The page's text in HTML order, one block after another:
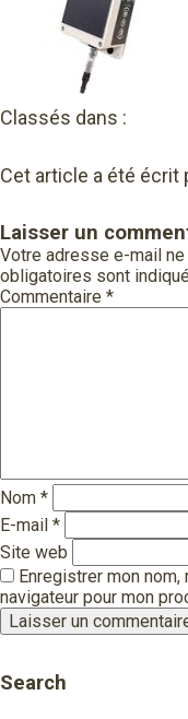
Classés dans :
Cet article a été écrit
Laisser un
Votre adresse e-mail
obligatoires sont
Commentaire *
Nom *
E-mail *
Site web
Enregistrer mon
navigateur pour mon
Search